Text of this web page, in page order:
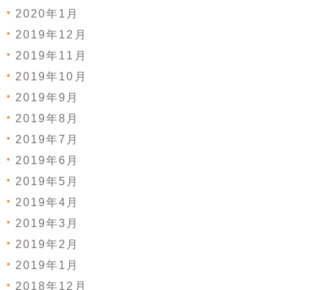
2020年1月
2019年12月
2019年11月
2019年10月
2019年9月
2019年8月
2019年7月
2019年6月
2019年5月
2019年4月
2019年3月
2019年2月
2019年1月
2018年12月